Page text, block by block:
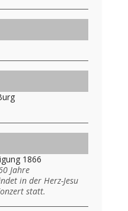
1866
Jahre
in der Herz-Jesu
statt.